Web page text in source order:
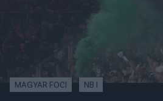
MAGYAR FOCI NB I